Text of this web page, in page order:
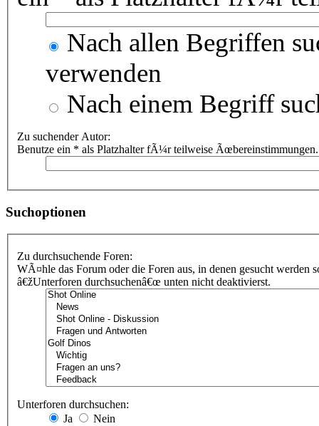
Nach allen Begriffen
verwenden
Nach einem Begriff
Zu suchender Autor:
Benutze ein * als Platzhalter fÃ¼r teilweise Ãœbereinstimmungen.
Suchoptionen
Zu durchsuchende Foren:
WÃ¤hle das Forum oder die Foren aus, in denen gesucht
â€žUnterforen durchsuchenâ€œ unten nicht deaktivierst.
Unterforen durchsuchen:
Ja
Nein